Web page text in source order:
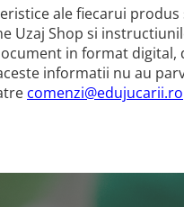
ale fiecarui
Uzaj Shop si
in format digital,
informatii nu au
comenzi@edujucarii.ro